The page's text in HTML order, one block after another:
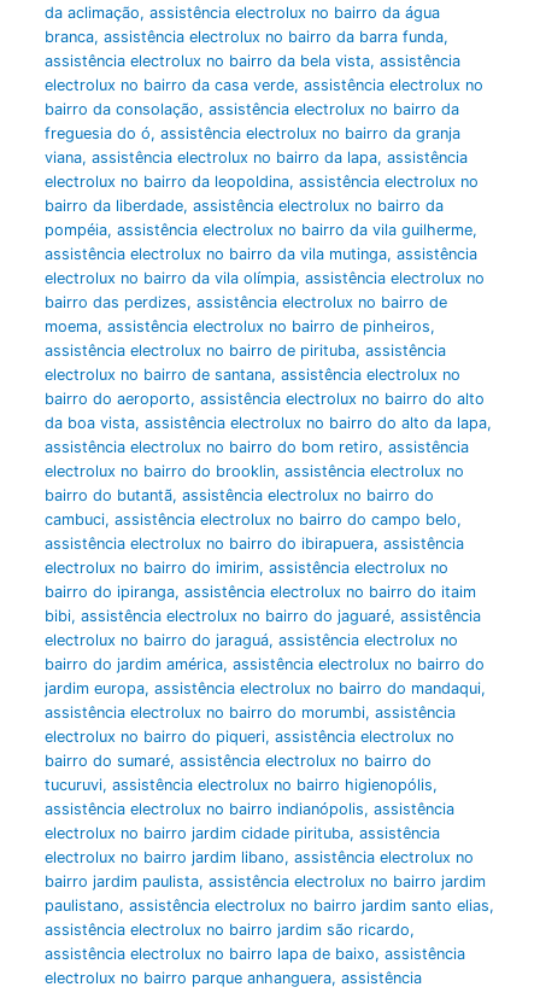
da aclimação, assistência electrolux no bairro da água
branca, assistência electrolux no bairro da barra funda,
assistência electrolux no bairro da bela vista, assistência
electrolux no bairro da casa verde, assistência electrolux no
bairro da consolação, assistência electrolux no bairro da
freguesia do ó, assistência electrolux no bairro da granja
viana, assistência electrolux no bairro da lapa, assistência
electrolux no bairro da leopoldina, assistência electrolux no
bairro da liberdade, assistência electrolux no bairro da
pompéia, assistência electrolux no bairro da vila guilherme,
assistência electrolux no bairro da vila mutinga, assistência
electrolux no bairro da vila olímpia, assistência electrolux no
bairro das perdizes, assistência electrolux no bairro de
moema, assistência electrolux no bairro de pinheiros,
assistência electrolux no bairro de pirituba, assistência
electrolux no bairro de santana, assistência electrolux no
bairro do aeroporto, assistência electrolux no bairro do alto
da boa vista, assistência electrolux no bairro do alto da lapa,
assistência electrolux no bairro do bom retiro, assistência
electrolux no bairro do brooklin, assistência electrolux no
bairro do butantã, assistência electrolux no bairro do
cambuci, assistência electrolux no bairro do campo belo,
assistência electrolux no bairro do ibirapuera, assistência
electrolux no bairro do imirim, assistência electrolux no
bairro do ipiranga, assistência electrolux no bairro do itaim
bibi, assistência electrolux no bairro do jaguaré, assistência
electrolux no bairro do jaraguá, assistência electrolux no
bairro do jardim américa, assistência electrolux no bairro do
jardim europa, assistência electrolux no bairro do mandaqui,
assistência electrolux no bairro do morumbi, assistência
electrolux no bairro do piqueri, assistência electrolux no
bairro do sumaré, assistência electrolux no bairro do
tucuruvi, assistência electrolux no bairro higienopólis,
assistência electrolux no bairro indianópolis, assistência
electrolux no bairro jardim cidade pirituba, assistência
electrolux no bairro jardim libano, assistência electrolux no
bairro jardim paulista, assistência electrolux no bairro jardim
paulistano, assistência electrolux no bairro jardim santo elias,
assistência electrolux no bairro jardim são ricardo,
assistência electrolux no bairro lapa de baixo, assistência
electrolux no bairro parque anhanguera, assistência